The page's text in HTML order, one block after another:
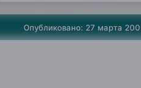
Опубликовано: 27 марта